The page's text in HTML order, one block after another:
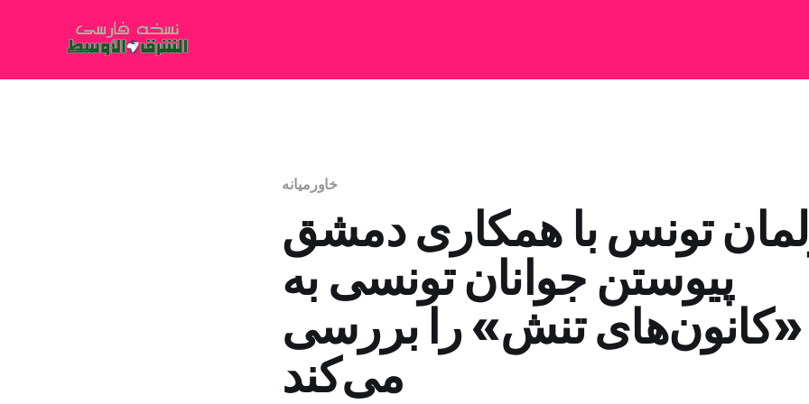
خاورمیانه
تونس با همکاری دمشق
پیوستن جوانان تونسی به
«کانون‌های تنش» را بررسی
می‌کند